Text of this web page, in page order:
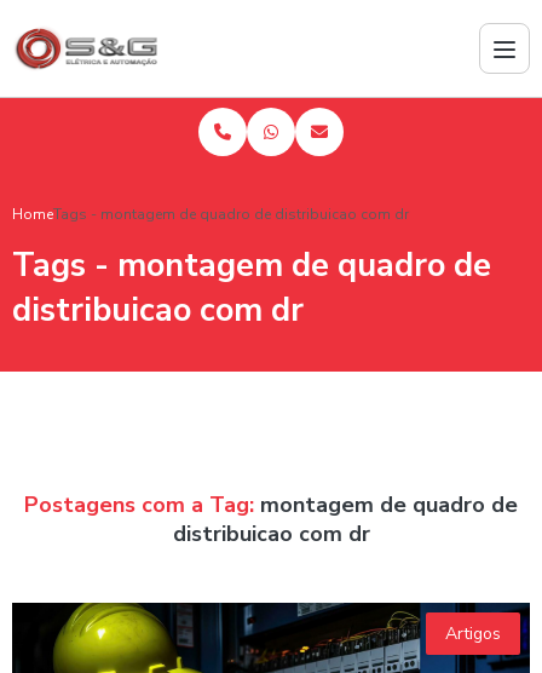
HomeTags - montagem de quadro de distribuicao com dr
Tags - montagem de quadro de
distribuicao com dr
Postagens com a Tag: montagem de quadro de
distribuicao com dr
Artigos